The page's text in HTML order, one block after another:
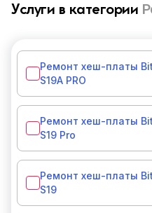
Услуги в категории
Ремонт хеш-платы
S19A PRO
Ремонт хеш-платы
S19 Pro
Ремонт хеш-платы
S19